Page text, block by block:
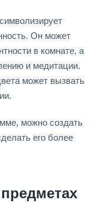
Он может
в комнате, а
и медитации.
может вызвать
можно создать
его более